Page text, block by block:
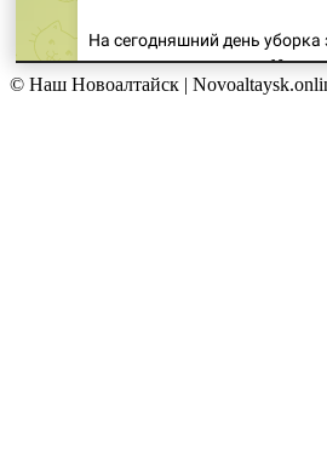
© Наш Новоалтайск |